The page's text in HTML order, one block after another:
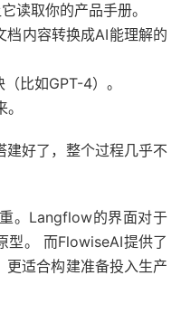
读取你的产品手册。
档内容转换成AI能理解的
比如GPT-4）。
建好了，整个过程几乎不
。Langflow的界面对于
型。 而FlowiseAI提供了
更适合构建准备投入生产